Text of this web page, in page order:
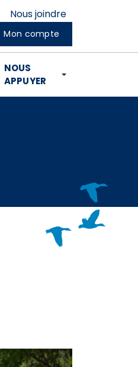
Nous joindre
Mon compte
NOUS
APPUYER